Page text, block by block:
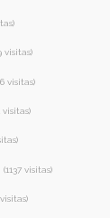
visitas)
visitas)
visitas)
(1137 visitas)
visitas)